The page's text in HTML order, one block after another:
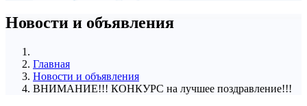
Новости и объявления
Главная
Новости и объявления
ВНИМАНИЕ!!! КОНКУРС на лучшее поздравление!!!